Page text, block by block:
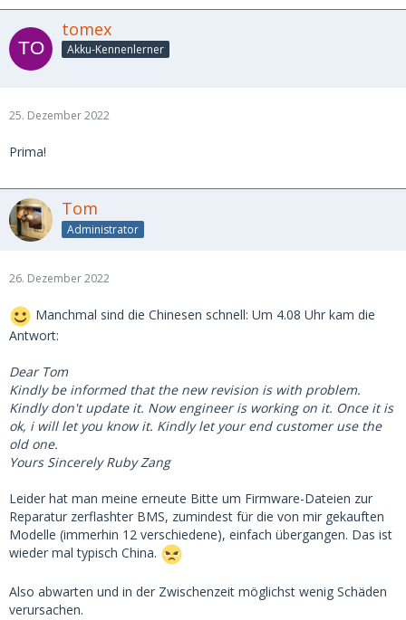
tomex
Akku-Kennenlerner
25. Dezember 2022
Prima!
Tom
Administrator
26. Dezember 2022
Manchmal sind die Chinesen schnell: Um 4.08 Uhr kam die
Antwort:
Dear Tom
Kindly be informed that the new revision is with problem.
Kindly don't update it. Now engineer is working on it. Once it is
ok, i will let you know it. Kindly let your end customer use the
old one.
Yours Sincerely Ruby Zang
Leider hat man meine erneute Bitte um Firmware-Dateien zur
Reparatur zerflashter BMS, zumindest für die von mir gekauften
Modelle (immerhin 12 verschiedene), einfach übergangen. Das ist
wieder mal typisch China.
Also abwarten und in der Zwischenzeit möglichst wenig Schäden
verursachen.